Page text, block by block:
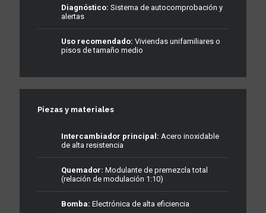
Diagnóstico: Sistema de autocomprobación y
alertas
Uso recomendado: Viviendas unifamiliares o
pisos de tamaño medio
Piezas y materiales
Intercambiador principal: Acero inoxidable
de alta resistencia
Quemador: Modulante de premezcla total
(relación de modulación 1:10)
Bomba: Electrónica de alta eficiencia